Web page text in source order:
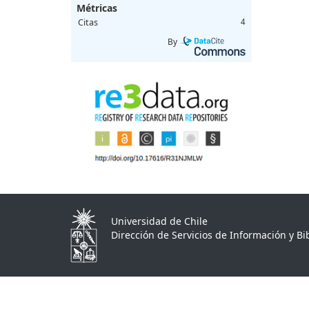
Métricas
Citas 4
By
Universidad de Chile
Dirección de Servicios de Información y